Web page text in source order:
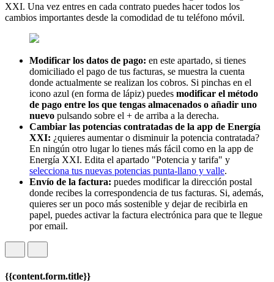
XXI. Una vez entres en cada contrato puedes hacer todos los
cambios importantes desde la comodidad de tu teléfono móvil.
Modificar los datos de pago: en este apartado, si tienes
domiciliado el pago de tus facturas, se muestra la cuenta
donde actualmente se realizan los cobros. Si pinchas en el
icono azul (en forma de lápiz) puedes modificar el método
de pago entre los que tengas almacenados o añadir uno
nuevo pulsando sobre el + de arriba a la derecha.
Cambiar las potencias contratadas de la app de Energía
XXI: ¿quieres aumentar o disminuir la potencia contratada?
En ningún otro lugar lo tienes más fácil como en la app de
Energía XXI. Edita el apartado "Potencia y tarifa" y
selecciona tus nuevas potencias punta-llano y valle.
Envío de la factura: puedes modificar la dirección postal
donde recibes la correspondencia de tus facturas. Si, además,
quieres ser un poco más sostenible y dejar de recibirla en
papel, puedes activar la factura electrónica para que te llegue
por email.
{{content.form.title}}